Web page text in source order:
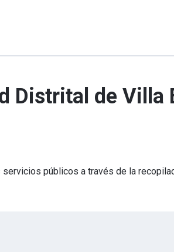
Distrital de Villa
públicos a través de la